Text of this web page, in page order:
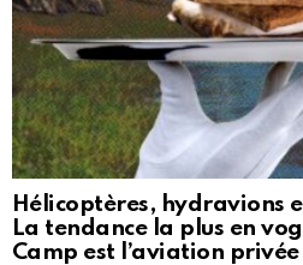
Hélicoptères, hydravions
La tendance la plus en
Camp est l’aviation privée